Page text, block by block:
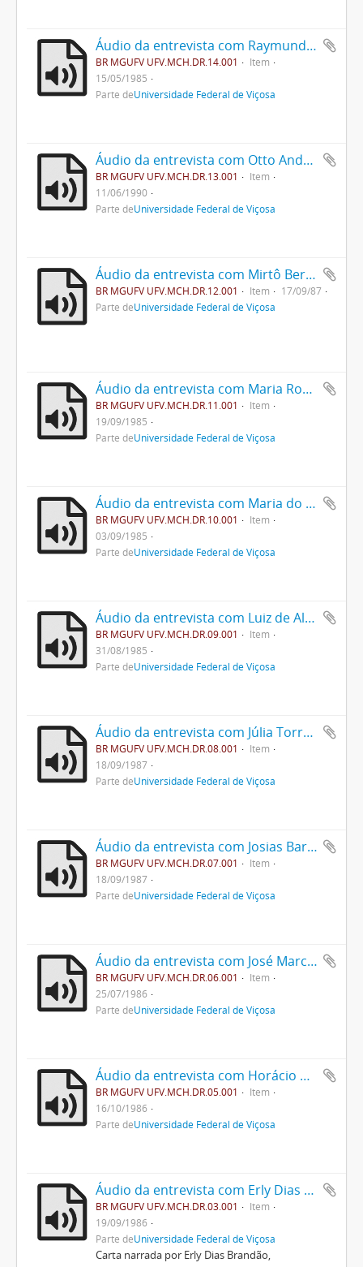
Áudio da entrevista com Raymundo Lopes de Faria
BR MGUFV UFV.MCH.DR.14.001
Item
15/05/1985
Parte deUniversidade Federal de Viçosa
Áudio da entrevista com Otto Andersen e Felícitas Andersen
BR MGUFV UFV.MCH.DR.13.001
Item
11/06/1990
Parte deUniversidade Federal de Viçosa
Áudio da entrevista com Mirtô Bernardes Ferreira
BR MGUFV UFV.MCH.DR.12.001 Item
17/09/87
Parte deUniversidade Federal de Viçosa
Áudio da entrevista com Maria Rosa de Lima
BR MGUFV UFV.MCH.DR.11.001
Item
19/09/1985
Parte deUniversidade Federal de Viçosa
Áudio da entrevista com Maria do Carmo Bello Lisbôa
BR MGUFV UFV.MCH.DR.10.001
Item
03/09/1985
Parte deUniversidade Federal de Viçosa
Áudio da entrevista com Luiz de Almeida e Silva
BR MGUFV UFV.MCH.DR.09.001
Item
31/08/1985
Parte deUniversidade Federal de Viçosa
Áudio da entrevista com Júlia Torres Duarte Corrêa
BR MGUFV UFV.MCH.DR.08.001
Item
18/09/1987
Parte deUniversidade Federal de Viçosa
Áudio da entrevista com Josias Barbosa
BR MGUFV UFV.MCH.DR.07.001
Item
18/09/1987
Parte deUniversidade Federal de Viçosa
Áudio da entrevista com José Marcondes Borges
BR MGUFV UFV.MCH.DR.06.001
Item
25/07/1986
Parte deUniversidade Federal de Viçosa
Áudio da entrevista com Horácio Peres de Mattos
BR MGUFV UFV.MCH.DR.05.001
Item
16/10/1986
Parte deUniversidade Federal de Viçosa
Áudio da entrevista com Erly Dias Brandão
BR MGUFV UFV.MCH.DR.03.001
Item
19/09/1986
Parte deUniversidade Federal de Viçosa
Carta narrada por Erly Dias Brandão,